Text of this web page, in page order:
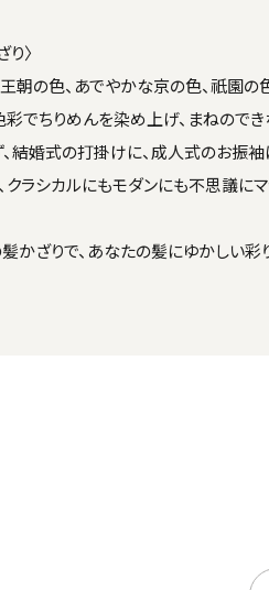
〉
朝の色、あでやかな京の色、祇園の
でちりめんを染め上げ、まねので
、結婚式の打掛けに、成人式のお振袖
クラシカルにもモダンにも不思議にマ
かざりで、あなたの髪にゆかしい彩